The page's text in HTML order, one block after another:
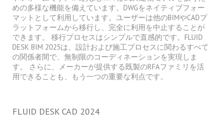
めの多様な機能を備えています。DWGをネイティブフォー
マットとして利用しています。ユーザーは他のBIMやCADプ
ラットフォームから移行し、完全に利用を中止することが
できます。 移行プロセスはシンプルで直感的です。FLUID
DESK BIM 2025は、設計および施工プロセスに関わるすべて
の関係者間で、無制限のコーディネーションを実現しま
す。 さらに、メーカーが提供する既製のRFAファミリを活
用できることも、もう一つの重要な利点です。
FLUID DESK CAD 2024